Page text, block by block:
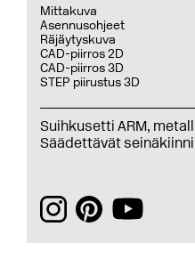
Mittakuva
Asennusohjeet
Räjäytyskuva
CAD-piirros 2D
CAD-piirros 3D
STEP piirustus 3D
Suihkusetti ARM,
Säädettävät